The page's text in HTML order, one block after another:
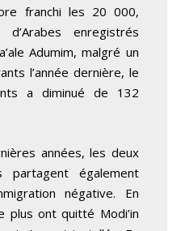
franchi les 20 000,
enregistrés
Adumim, malgré un
l’année dernière, le
a diminué de 132
années, les deux
partagent également
négative. En
plus ont quitté Modi’in